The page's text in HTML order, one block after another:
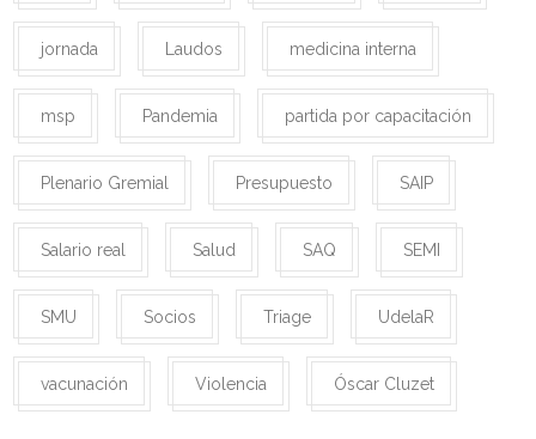
jornada Laudos medicina interna
msp Pandemia partida por capacitación
Plenario Gremial Presupuesto SAIP
Salario real Salud SAQ SEMI
SMU Socios Triage UdelaR
vacunación Violencia Óscar Cluzet